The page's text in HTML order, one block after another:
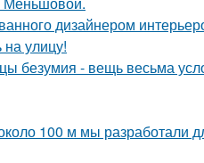
дизайнером
на улицу!
безумия - вещь весьма
100 м мы разработали